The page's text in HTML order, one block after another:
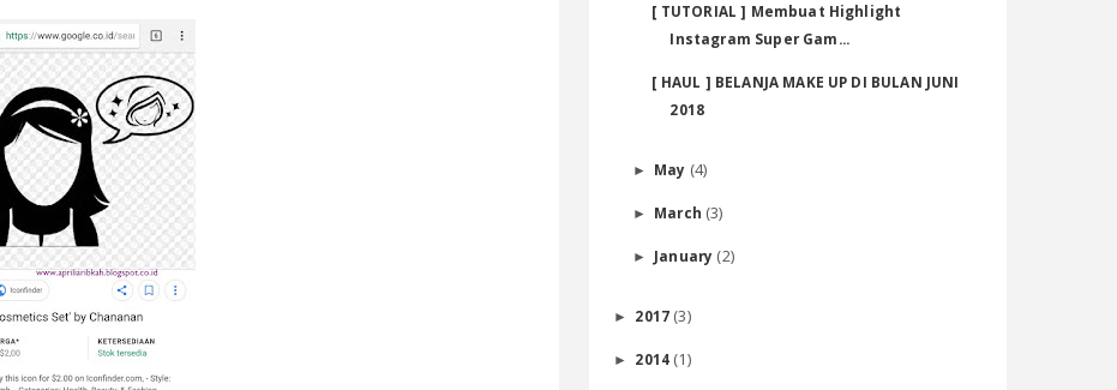
[ TUTORIAL ] Membuat Highlight
Instagram Super Gam...
[ HAUL ] BELANJA MAKE UP DI BULAN JUNI
2018
► May (4)
► March (3)
► January (2)
► 2017 (3)
► 2014 (1)